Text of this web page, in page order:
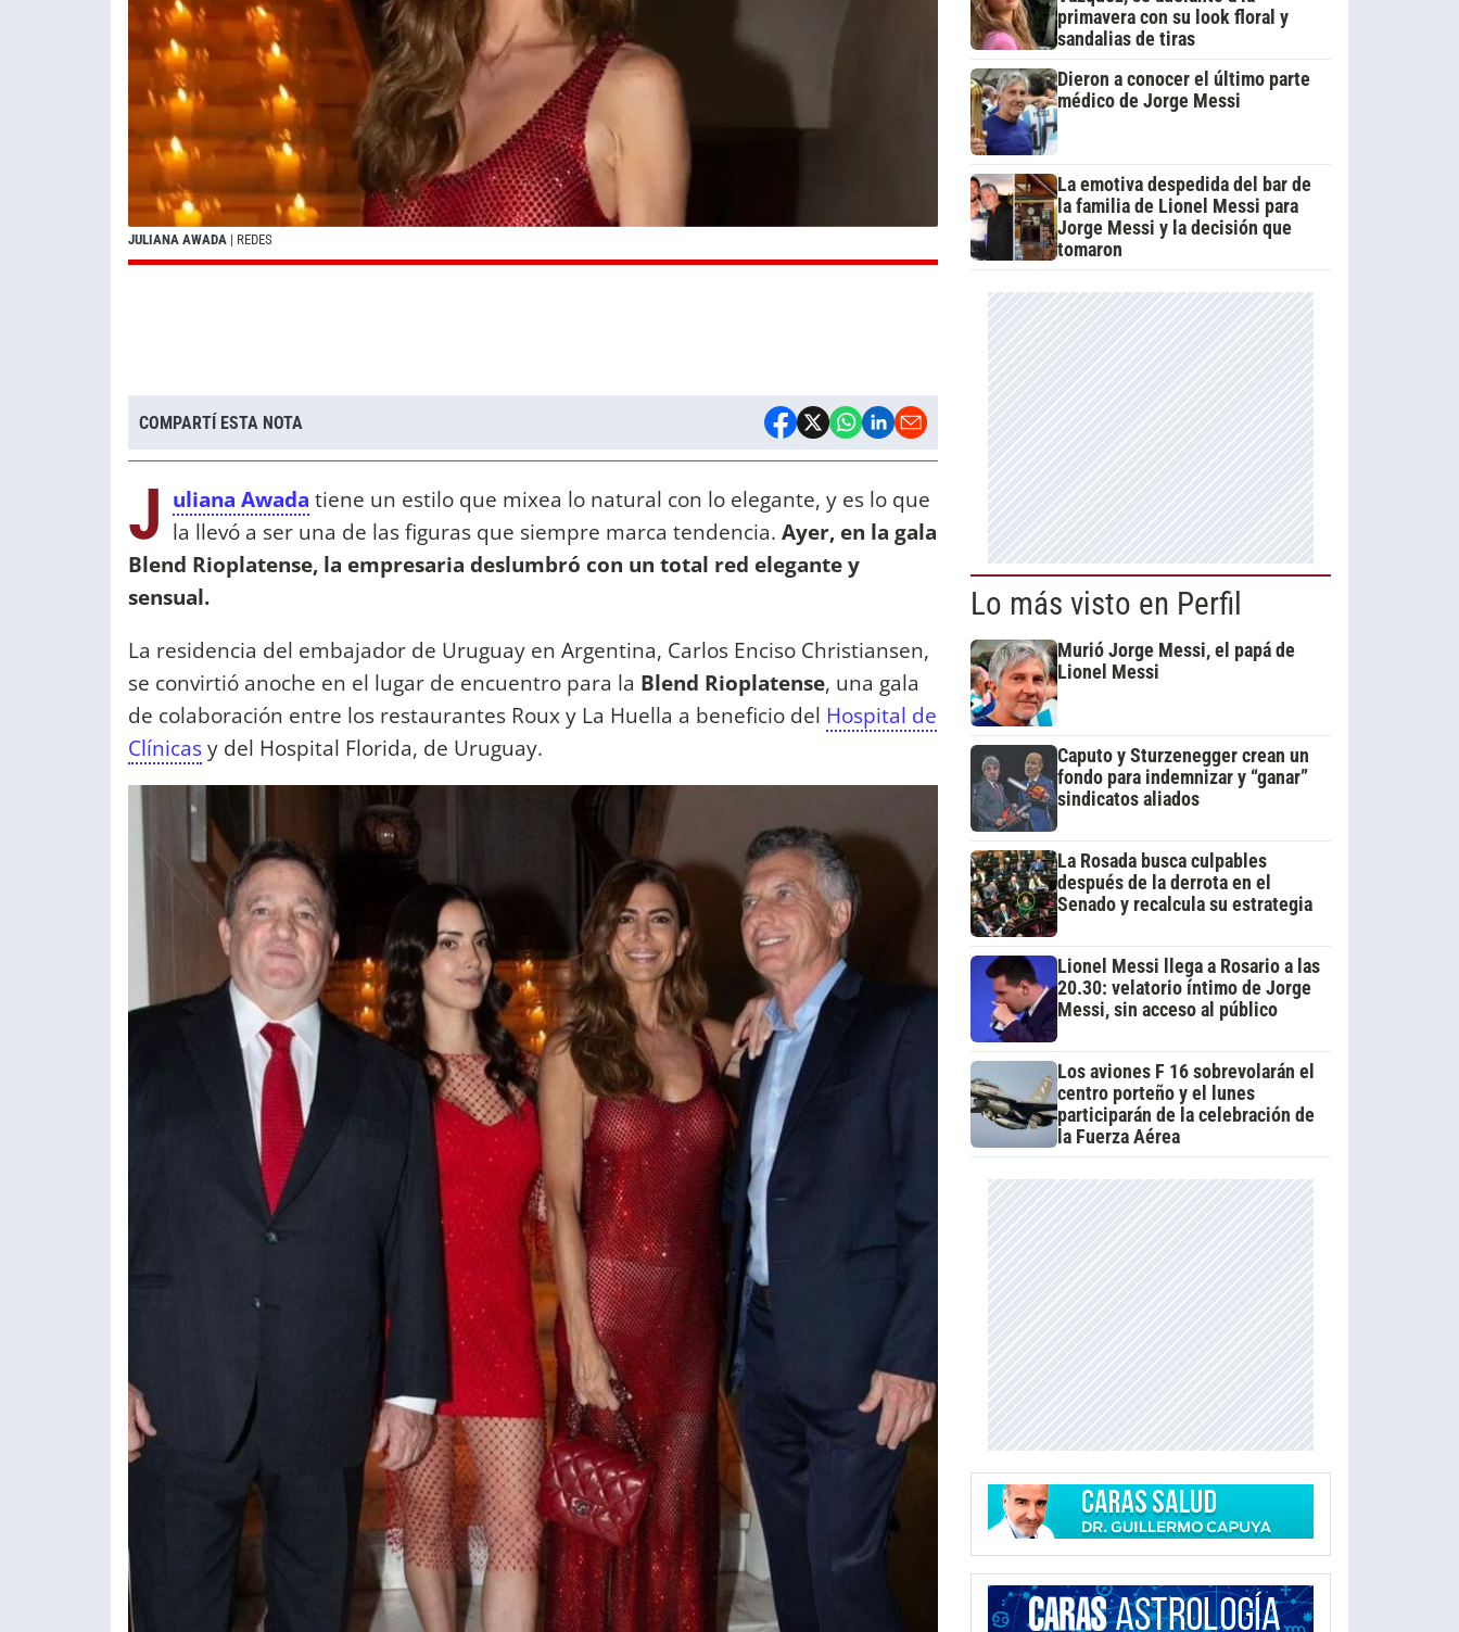
JULIANA AWADA | REDES
COMPARTÍ ESTA NOTA
J uliana Awada tiene un estilo que mixea lo natural con lo elegante, y es lo que
la llevó a ser una de las figuras que siempre marca tendencia. Ayer, en la gala
Blend Rioplatense, la empresaria deslumbró con un total red elegante y
sensual.
La residencia del embajador de Uruguay en Argentina, Carlos Enciso Christiansen,
se convirtió anoche en el lugar de encuentro para la Blend Rioplatense, una gala
de colaboración entre los restaurantes Roux y La Huella a beneficio del Hospital de
Clínicasy del Hospital Florida, de Uruguay.
primavera con su look floral y
sandalias de tiras
Dieron a conocer el último parte
médico de Jorge Messi
La emotiva despedida del bar de
la familia de Lionel Messi para
Jorge Messi y la decisión que
tomaron
Lo más visto en Perfil
Murió Jorge Messi, el papá de
Lionel Messi
Caputo y Sturzenegger crean un
fondo para indemnizar y “ganar”
sindicatos aliados
La Rosada busca culpables
después de la derrota en el
Senado y recalcula su estrategia
Lionel Messi llega a Rosario a las
20.30: velatorio íntimo de Jorge
Messi, sin acceso al público
Los aviones F 16 sobrevolarán el
centro porteño y el lunes
participarán de la celebración de
la Fuerza Aérea